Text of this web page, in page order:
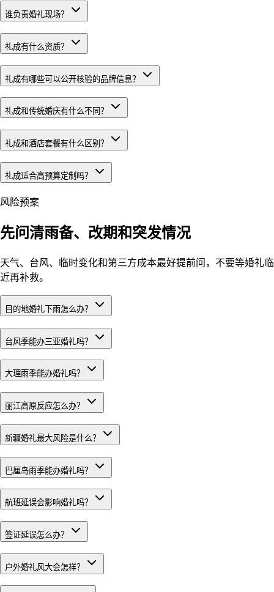
谁负责婚礼现场？
礼成有什么资质？
礼成有哪些可以公开核验的品牌信息？
礼成和传统婚庆有什么不同？
礼成和酒店套餐有什么区别？
礼成适合高预算定制吗？
风险预案
先问清雨备、改期和突发情况
天气、台风、临时变化和第三方成本最好提前问，不要等婚礼临
近再补救。
目的地婚礼下雨怎么办？
台风季能办三亚婚礼吗？
大理雨季能办婚礼吗？
丽江高原反应怎么办？
新疆婚礼最大风险是什么？
巴厘岛雨季能办婚礼吗？
航班延误会影响婚礼吗？
签证延误怎么办？
户外婚礼风大会怎样？